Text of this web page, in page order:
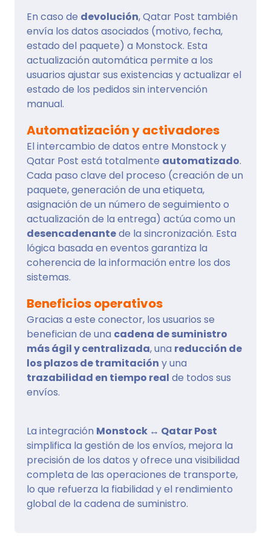
En caso de devolución, Qatar Post también
envía los datos asociados (motivo, fecha,
estado del paquete) a Monstock. Esta
actualización automática permite a los
usuarios ajustar sus existencias y actualizar el
estado de los pedidos sin intervención
manual.
Automatización y activadores
El intercambio de datos entre Monstock y
Qatar Post está totalmente automatizado.
Cada paso clave del proceso (creación de un
paquete, generación de una etiqueta,
asignación de un número de seguimiento o
actualización de la entrega) actúa como un
desencadenantede la sincronización. Esta
lógica basada en eventos garantiza la
coherencia de la información entre los dos
sistemas.
Beneficios operativos
Gracias a este conector, los usuarios se
benefician de una cadena de suministro
más ágil y centralizada, una reducción de
los plazos de tramitación y una
trazabilidad en tiempo real de todos sus
envíos.
La integración Monstock ↔ Qatar Post
simplifica la gestión de los envíos, mejora la
precisión de los datos y ofrece una visibilidad
completa de las operaciones de transporte,
lo que refuerza la fiabilidad y el rendimiento
global de la cadena de suministro.